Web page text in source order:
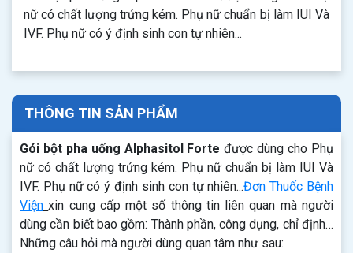
nữ có chất lượng trứng kém. Phụ nữ chuẩn bị làm IUI Và
IVF. Phụ nữ có ý định sinh con tự nhiên...
THÔNG TIN SẢN PHẨM
Gói bột pha uống Alphasitol Forte được dùng cho Phụ
nữ có chất lượng trứng kém. Phụ nữ chuẩn bị làm IUI Và
IVF. Phụ nữ có ý định sinh con tự nhiên...Đơn Thuốc Bệnh
Viện xin cung cấp một số thông tin liên quan mà người
dùng cần biết bao gồm: Thành phần, công dụng, chỉ định…
Những câu hỏi mà người dùng quan tâm như sau: